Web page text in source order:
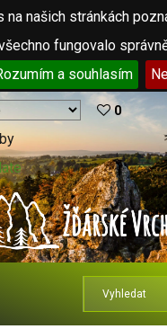
našich stránkách
fungovalo
a souhlasím
0